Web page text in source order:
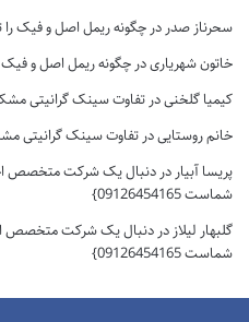
سحرناز صدر در چگونه ریمل اصل و فیک
خاتون شهریاریدر چگونه ریمل اصل و
کیمیا گلخنیدر تفاوت سینک گرانیتی
خانم روستاییدر تفاوت سینک گرانیتی
پریسا آبیار در دنبال یک شرکت متخصص
شماست 09126454165}
گلبهار لیلاز در دنبال یک شرکت متخصص
شماست 09126454165}